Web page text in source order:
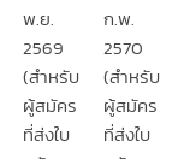
พ.ย.
2569
(สำหรับ
ผู้สมัคร
ที่ส่งใบ
ก.พ.
2570
(สำหรับ
ผู้สมัคร
ที่ส่งใบ